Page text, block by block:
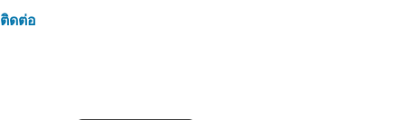
ติดต่อ